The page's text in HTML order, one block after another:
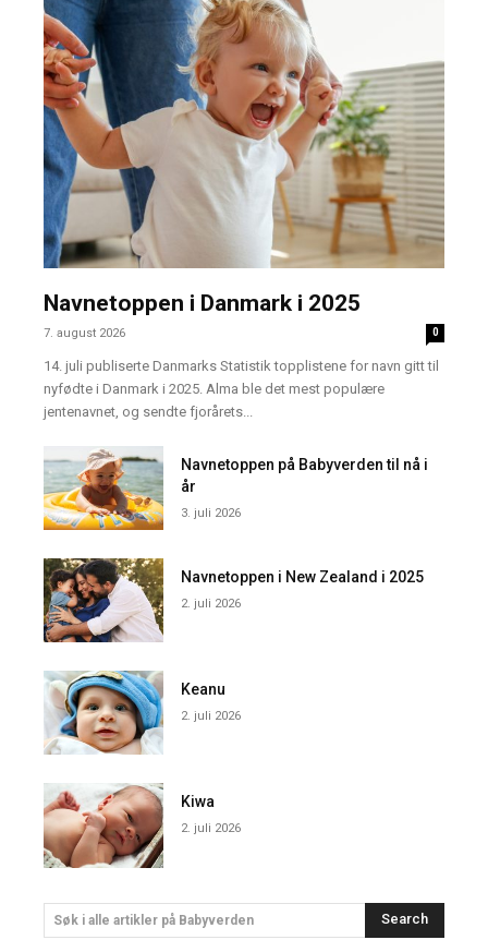
Navnetoppen i Danmark i 2025
7. august 2026 0
14. juli publiserte Danmarks Statistik topplistene for navn gitt til
nyfødte i Danmark i 2025. Alma ble det mest populære
jentenavnet, og sendte fjorårets...
Navnetoppen på Babyverden til nå i
år
3. juli 2026
Navnetoppen i New Zealand i 2025
2. juli 2026
Keanu
2. juli 2026
Kiwa
2. juli 2026
Søk i alle artikler på Babyverden Search